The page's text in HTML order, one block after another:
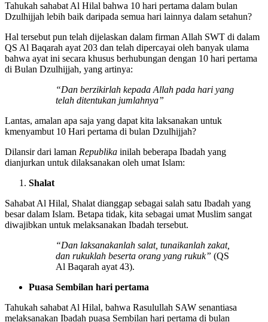
Tahukah sahabat Al Hilal bahwa 10 hari pertama dalam bulan
Dzulhijjah lebih baik daripada semua hari lainnya dalam setahun?
Hal tersebut pun telah dijelaskan dalam firman Allah SWT di dalam
QS Al Baqarah ayat 203 dan telah dipercayai oleh banyak ulama
bahwa ayat ini secara khusus berhubungan dengan 10 hari pertama
di Bulan Dzulhijjah, yang artinya:
“Dan berzikirlah kepada Allah pada hari yang
telah ditentukan jumlahnya”
Lantas, amalan apa saja yang dapat kita laksanakan untuk
kmenyambut 10 Hari pertama di bulan Dzulhijjah?
Dilansir dari laman Republika inilah beberapa Ibadah yang
dianjurkan untuk dilaksanakan oleh umat Islam:
Shalat
Sahabat Al Hilal, Shalat dianggap sebagai salah satu Ibadah yang
besar dalam Islam. Betapa tidak, kita sebagai umat Muslim sangat
diwajibkan untuk melaksanakan Ibadah tersebut.
“Dan laksanakanlah salat, tunaikanlah zakat,
dan rukuklah beserta orang yang rukuk” (QS
Al Baqarah ayat 43).
Puasa Sembilan hari pertama
Tahukah sahabat Al Hilal, bahwa Rasulullah SAW senantiasa
melaksanakan Ibadah puasa Sembilan hari pertama di bulan